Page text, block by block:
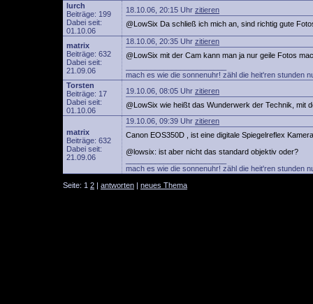
lurch
Beiträge: 199
Dabei seit:
01.10.06
18.10.06, 20:15 Uhr zitieren
@LowSix Da schließ ich mich an, sind richtig gute
matrix
Beiträge: 632
Dabei seit:
21.09.06
18.10.06, 20:35 Uhr zitieren
@LowSix mit der Cam kann man ja nur geile Fotos
mach es wie die sonnenuhr! zähl die heit'ren stunden
Torsten
Beiträge: 17
Dabei seit:
01.10.06
19.10.06, 08:05 Uhr zitieren
@LowSix wie heißt das Wunderwerk der Technik, mit
matrix
Beiträge: 632
Dabei seit:
21.09.06
19.10.06, 09:39 Uhr zitieren
Canon EOS350D , ist eine digitale Spiegelreflex
@lowsix: ist aber nicht das standard objektiv oder?
mach es wie die sonnenuhr! zähl die heit'ren stunden
Seite: 1 2 | antworten | neues Thema